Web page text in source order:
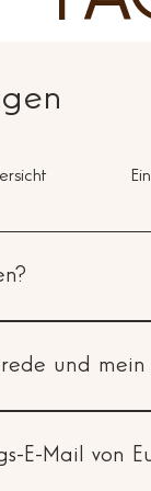
Treuepunkte-
und
E-Mail von